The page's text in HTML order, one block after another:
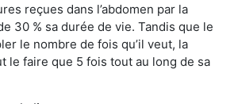
reçues dans l’abdomen par la
30 % sa durée de vie. Tandis que le
le nombre de fois qu’il veut, la
le faire que 5 fois tout au long de sa